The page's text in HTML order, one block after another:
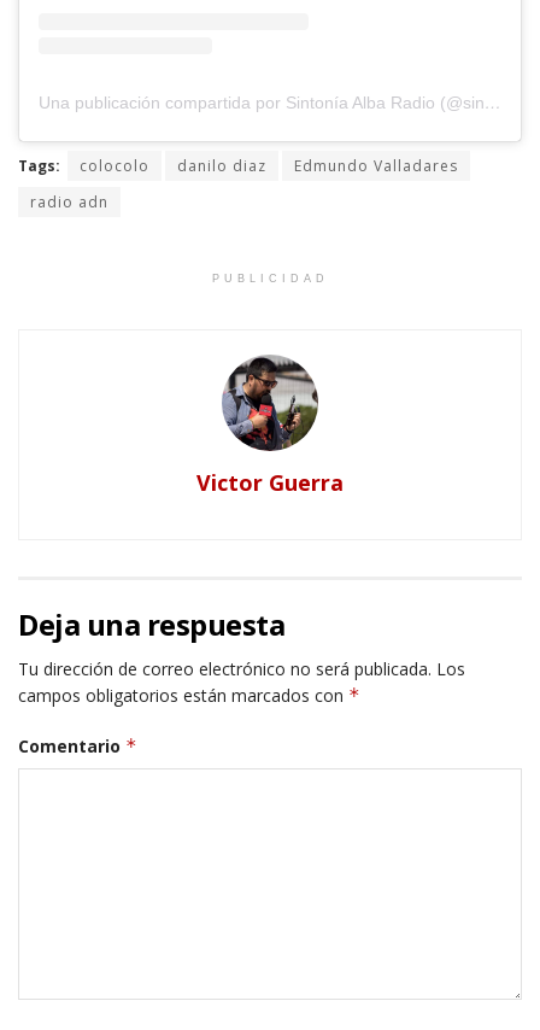
Una publicación compartida por Sintonía Alba Radio (@sintoniaalbaradio)
Tags: colocolo danilo diaz
Edmundo Valladares
radio adn
PUBLICIDAD
Victor Guerra
Deja una respuesta
Tu dirección de correo electrónico no será publicada. Los
campos obligatorios están marcados con *
Comentario *